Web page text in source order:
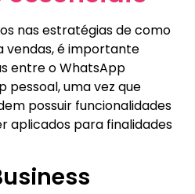
nas estratégias de como
vendas, é importante
entre o WhatsApp
pessoal, uma vez que
possuir funcionalidades
aplicados para finalidades